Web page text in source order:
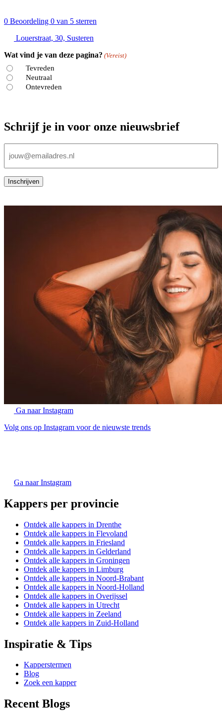
0 Beoordeling 0 van 5 sterren
Louerstraat, 30, Susteren
Wat vind je van deze pagina? (Vereist)
Tevreden
Neutraal
Ontevreden
Schrijf je in voor onze nieuwsbrief
mailadres
Inschrijven
Ga naar Instagram
Volg ons op Instagram voor de nieuwste trends
Ga naar Instagram
Kappers per provincie
Ontdek alle kappers in Drenthe
Ontdek alle kappers in Flevoland
Ontdek alle kappers in Friesland
Ontdek alle kappers in Gelderland
Ontdek alle kappers in Groningen
Ontdek alle kappers in Limburg
Ontdek alle kappers in Noord-Brabant
Ontdek alle kappers in Noord-Holland
Ontdek alle kappers in Overijssel
Ontdek alle kappers in Utrecht
Ontdek alle kappers in Zeeland
Ontdek alle kappers in Zuid-Holland
Inspiratie & Tips
Kapperstermen
Blog
Zoek een kapper
Recent Blogs